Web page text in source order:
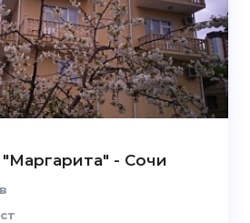
- Сочи